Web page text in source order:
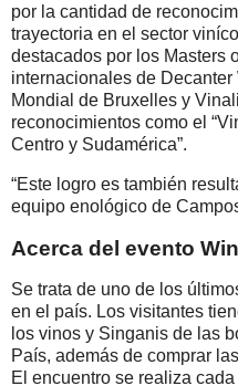
por la cantidad de
trayectoria en el sector
destacados por los Masters
internacionales de
Mondial de Bruxelles y
reconocimientos como el
Centro y Sudamérica”.
“Este logro es también
equipo enológico de
Acerca del evento
Se trata de uno de los
en el país. Los visitantes
los vinos y Singanis de las
País, además de comprar
El encuentro se realiza